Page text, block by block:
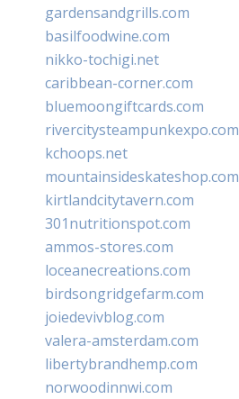
gardensandgrills.com
basilfoodwine.com
nikko-tochigi.net
caribbean-corner.com
bluemoongiftcards.com
rivercitysteampunkexpo.com
kchoops.net
mountainsideskateshop.com
kirtlandcitytavern.com
301nutritionspot.com
ammos-stores.com
loceanecreations.com
birdsongridgefarm.com
joiedevivblog.com
valera-amsterdam.com
libertybrandhemp.com
norwoodinnwi.com